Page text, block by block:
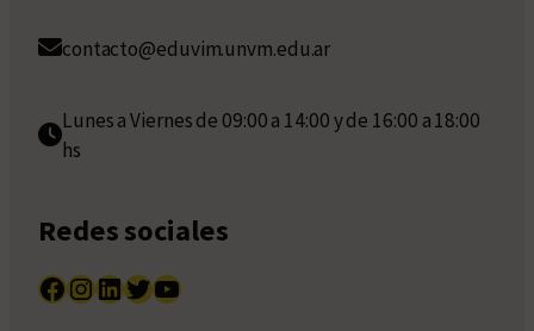
contacto@eduvim.unvm.edu.ar
Lunes a Viernes de 09:00 a 14:00 y de 16:00 a 18:00
hs
Redes sociales
Facebook InstagramLinkedIn Twitter YouTube